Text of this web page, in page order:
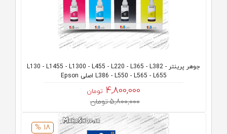
جوهر پرینتر L130 - L1455 - L1300 - L455 - L220 - L365 - L382 -
L386 - L550 - L565 - L655 اصلی Epson
4,800,000 تومان
5,800,000 تومان
18 %